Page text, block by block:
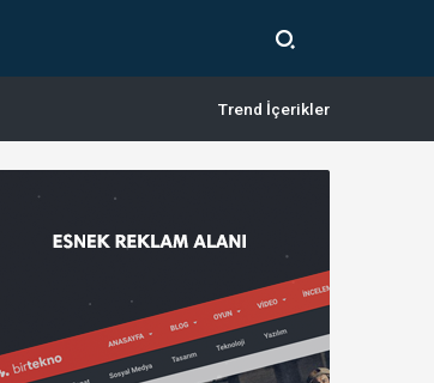
Trend İçerikler